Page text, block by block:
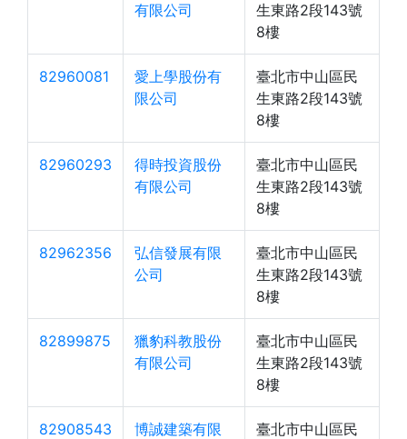
有限公司
生東路2段143號
8樓
82960081
愛上學股份有
限公司
臺北市中山區民
生東路2段143號
8樓
82960293
得時投資股份
有限公司
臺北市中山區民
生東路2段143號
8樓
82962356
弘信發展有限
公司
臺北市中山區民
生東路2段143號
8樓
82899875
獵豹科教股份
有限公司
臺北市中山區民
生東路2段143號
8樓
82908543
博誠建築有限
臺北市中山區民